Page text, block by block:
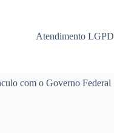
Atendimento LGPD
com o Governo Federal